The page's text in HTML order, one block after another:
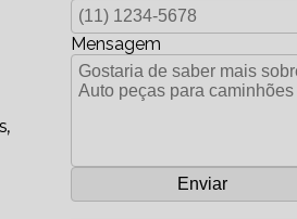
Mensagem